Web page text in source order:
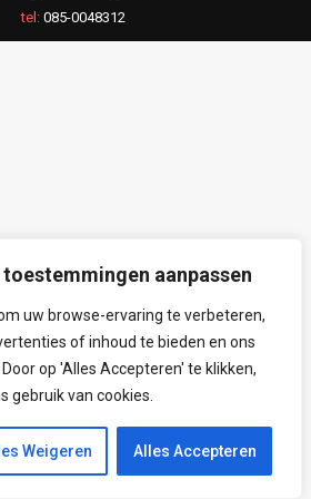
aanpassen
uw browse-ervaring te verbeteren,
of inhoud te bieden en ons
op 'Alles Accepteren' te klikken,
gebruik van cookies.
Weigeren Alles Accepteren
tel: 085-0048312